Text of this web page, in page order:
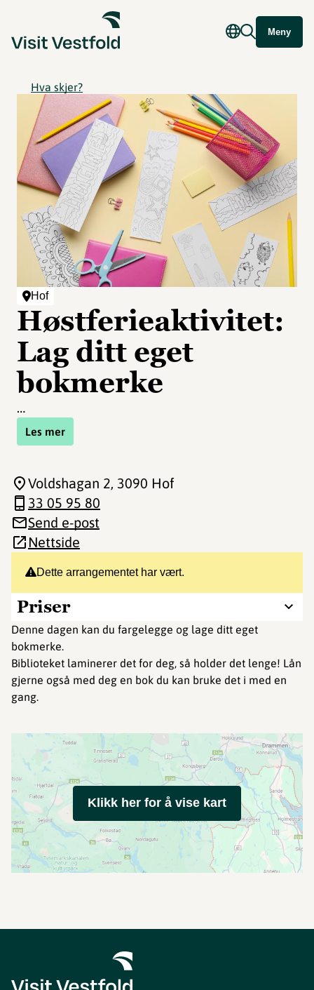
Meny
Hva skjer?
Hof
Høstferieaktivitet:
Lag ditt eget
bokmerke
…
Les mer
Dette arrangementet har vært.
Priser
Denne dagen kan du fargelegge og lage ditt eget
bokmerke.
Biblioteket laminerer det for deg, så holder det lenge! Lån
gjerne også med deg en bok du kan bruke det i med en
gang.
Voldshagan 2, 3090 Hof
33 05 95 80
Send e-post
Nettside
Klikk her for å vise kart